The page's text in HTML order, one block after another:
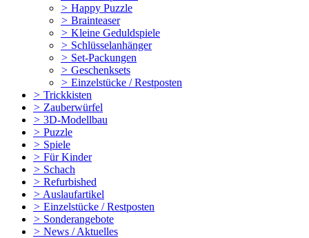
> Happy Puzzle
> Brainteaser
> Kleine Geduldspiele
> Schlüsselanhänger
> Set-Packungen
> Geschenksets
> Einzelstücke / Restposten
> Trickkisten
> Zauberwürfel
> 3D-Modellbau
> Puzzle
> Spiele
> Für Kinder
> Schach
> Refurbished
> Auslaufartikel
> Einzelstücke / Restposten
> Sonderangebote
> News / Aktuelles